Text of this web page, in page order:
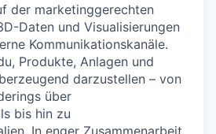
der marketinggerechten
Daten und Visualisierungen
Kommunikationskanäle.
Produkte, Anlagen und
darzustellen – von
über
bis hin zu
In enger Zusammenarbeit